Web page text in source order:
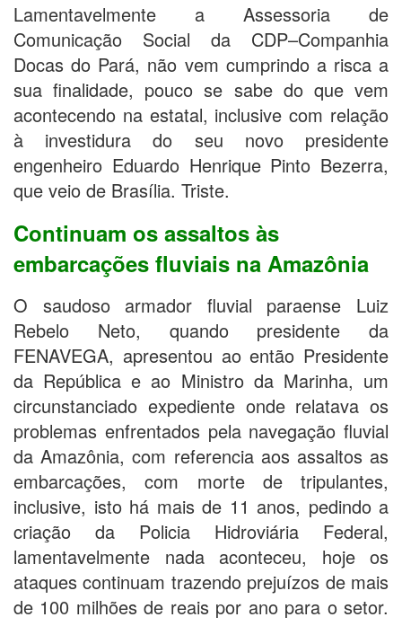
Lamentavelmente a Assessoria de
Comunicação Social da CDP–Companhia
Docas do Pará, não vem cumprindo a risca a
sua finalidade, pouco se sabe do que vem
acontecendo na estatal, inclusive com relação
à investidura do seu novo presidente
engenheiro Eduardo Henrique Pinto Bezerra,
que veio de Brasília. Triste.
Continuam os assaltos às
embarcações fluviais na Amazônia
O saudoso armador fluvial paraense Luiz
Rebelo Neto, quando presidente da
FENAVEGA, apresentou ao então Presidente
da República e ao Ministro da Marinha, um
circunstanciado expediente onde relatava os
problemas enfrentados pela navegação fluvial
da Amazônia, com referencia aos assaltos as
embarcações, com morte de tripulantes,
inclusive, isto há mais de 11 anos, pedindo a
criação da Policia Hidroviária Federal,
lamentavelmente nada aconteceu, hoje os
ataques continuam trazendo prejuízos de mais
de 100 milhões de reais por ano para o setor.